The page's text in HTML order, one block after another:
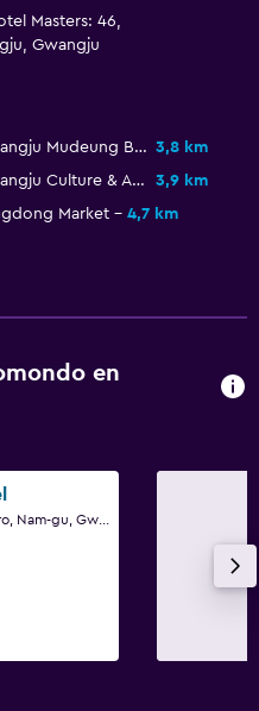
Masters: 46,
Gwangju
Gwangju Mudeung Baseball Stadium 3,8 km
Gwangju Culture & Art Center
3,9 km
Market 4,7 km
en
2